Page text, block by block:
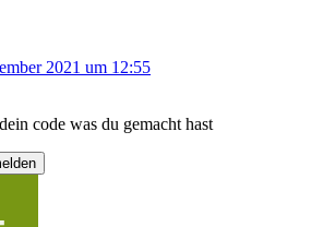
2021 um 12:55
code was du gemacht hast